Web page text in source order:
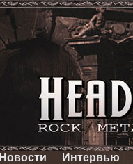
Новости Интервью